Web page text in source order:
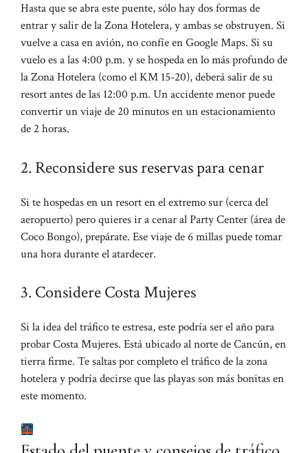
Hasta que se abra este puente, sólo hay dos formas de
entrar y salir de la Zona Hotelera, y ambas se obstruyen. Si
vuelve a casa en avión, no confíe en Google Maps. Si su
vuelo es a las 4:00 p.m. y se hospeda en lo más profundo de
la Zona Hotelera (como el KM 15-20), deberá salir de su
resort antes de las 12:00 p.m. Un accidente menor puede
convertir un viaje de 20 minutos en un estacionamiento
de 2 horas.
2. Reconsidere sus reservas para cenar
Si te hospedas en un resort en el extremo sur (cerca del
aeropuerto) pero quieres ir a cenar al Party Center (área de
Coco Bongo), prepárate. Ese viaje de 6 millas puede tomar
una hora durante el atardecer.
3. Considere Costa Mujeres
Si la idea del tráfico te estresa, este podría ser el año para
probar Costa Mujeres. Está ubicado al norte de Cancún, en
tierra firme. Te saltas por completo el tráfico de la zona
hotelera y podría decirse que las playas son más bonitas en
este momento.